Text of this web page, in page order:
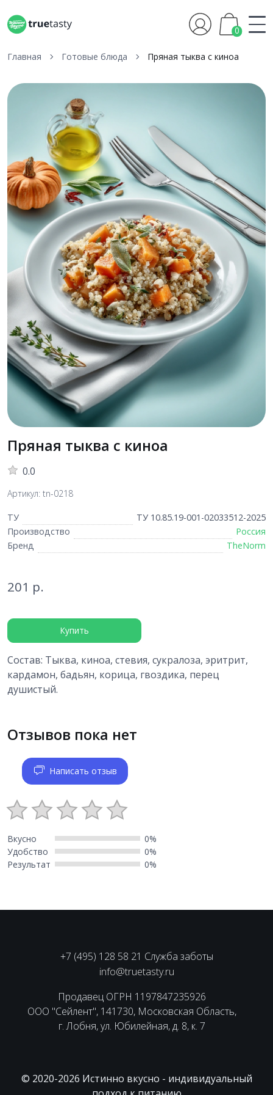
0
Главная Готовые блюда Пряная тыква с киноа
Пряная тыква с киноа
0.0
Артикул: tn-0218
ТУ
ТУ 10.85.19-001-02033512-2025
Производство
Россия
Бренд
TheNorm
201 р.
Купить
Состав: Тыква, киноа, стевия, сукралоза, эритрит,
кардамон, бадьян, корица, гвоздика, перец
душистый.
Отзывов пока нет
Написать отзыв
Вкусно
0%
Удобство
0%
Результат
0%
+7 (495) 128 58 21 Служба заботы
info@truetasty.ru
Продавец ОГРН 1197847235926
ООО "Сейлент", 141730, Московская Область,
г. Лобня, ул. Юбилейная, д. 8, к. 7
© 2020-2026 Истинно вкусно - индивидуальный